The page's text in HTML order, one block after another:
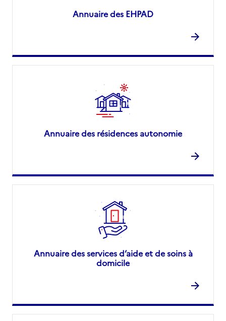
Annuaire des EHPAD
Annuaire des résidences autonomie
Annuaire des services d’aide et de soins à
domicile